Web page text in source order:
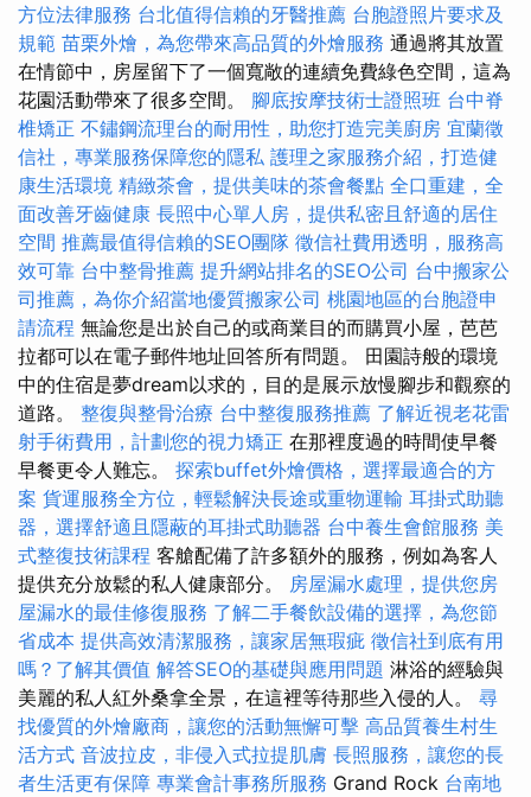
方位法律服務 台北值得信賴的牙醫推薦 台胞證照片要求及
規範 苗栗外燴，為您帶來高品質的外燴服務 通過將其放置
在情節中，房屋留下了一個寬敞的連續免費綠色空間，這為
花園活動帶來了很多空間。 腳底按摩技術士證照班 台中脊
椎矯正 不鏽鋼流理台的耐用性，助您打造完美廚房 宜蘭徵
信社，專業服務保障您的隱私 護理之家服務介紹，打造健
康生活環境 精緻茶會，提供美味的茶會餐點 全口重建，全
面改善牙齒健康 長照中心單人房，提供私密且舒適的居住
空間 推薦最值得信賴的SEO團隊 徵信社費用透明，服務高
效可靠 台中整骨推薦 提升網站排名的SEO公司 台中搬家公
司推薦，為你介紹當地優質搬家公司 桃園地區的台胞證申
請流程 無論您是出於自己的或商業目的而購買小屋，芭芭
拉都可以在電子郵件地址回答所有問題。 田園詩般的環境
中的住宿是夢dream以求的，目的是展示放慢腳步和觀察的
道路。 整復與整骨治療 台中整復服務推薦 了解近視老花雷
射手術費用，計劃您的視力矯正 在那裡度過的時間使早餐
早餐更令人難忘。 探索buffet外燴價格，選擇最適合的方
案 貨運服務全方位，輕鬆解決長途或重物運輸 耳掛式助聽
器，選擇舒適且隱蔽的耳掛式助聽器 台中養生會館服務 美
式整復技術課程 客艙配備了許多額外的服務，例如為客人
提供充分放鬆的私人健康部分。 房屋漏水處理，提供您房
屋漏水的最佳修復服務 了解二手餐飲設備的選擇，為您節
省成本 提供高效清潔服務，讓家居無瑕疵 徵信社到底有用
嗎？了解其價值 解答SEO的基礎與應用問題 淋浴的經驗與
美麗的私人紅外桑拿全景，在這裡等待那些入侵的人。 尋
找優質的外燴廠商，讓您的活動無懈可擊 高品質養生村生
活方式 音波拉皮，非侵入式拉提肌膚 長照服務，讓您的長
者生活更有保障 專業會計事務所服務 Grand Rock 台南地